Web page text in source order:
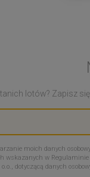
lotów? Zapisz
moich danych
wskazanych w
dotyczącą danych